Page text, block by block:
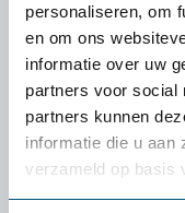
personaliseren, om
en om ons
informatie over uw
partners voor social
partners kunnen
informatie die u aan
verzameld op basis
Omschrijving
tablethouder